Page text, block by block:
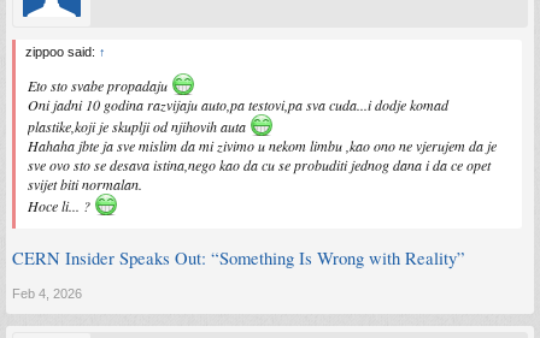
zippoo said: ↑
Eto sto svabe propadaju
Oni jadni 10 godina razvijaju auto,pa testovi,pa sva cuda...i dodje komad
plastike,koji je skuplji od njihovih auta
Hahaha jbte ja sve mislim da mi zivimo u nekom limbu ,kao ono ne vjerujem da je
sve ovo sto se desava istina,nego kao da cu se probuditi jednog dana i da ce opet
svijet biti normalan.
Hoce li... ?
CERN Insider Speaks Out: “Something Is Wrong with Reality”
Feb 4, 2026